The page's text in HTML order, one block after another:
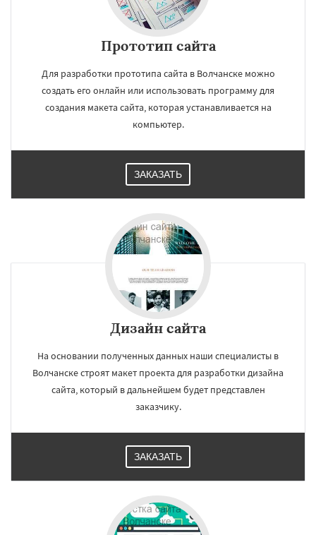
Прототип сайта
Для разработки прототипа сайта в Волчанске можно
создать его онлайн или использовать программу для
создания макета сайта, которая устанавливается на
компьютер.
ЗАКАЗАТЬ
Дизайн сайта
На основании полученных данных наши специалисты в
Волчанске строят макет проекта для разработки дизайна
сайта, который в дальнейшем будет представлен
заказчику.
ЗАКАЗАТЬ